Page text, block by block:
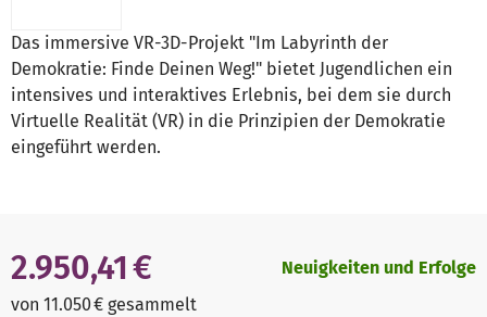
Das immersive VR-3D-Projekt "Im Labyrinth der
Demokratie: Finde Deinen Weg!" bietet Jugendlichen ein
intensives und interaktives Erlebnis, bei dem sie durch
Virtuelle Realität (VR) in die Prinzipien der Demokratie
eingeführt werden.
2.950,41 €
von 11.050 € gesammelt
Neuigkeiten und Erfolge